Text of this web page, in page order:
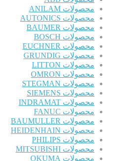
محصولات ANILAM
محصولات AUTONICS
محصولات BAUMER
محصولات BOSCH
محصولات EUCHNER
محصولات GRUNDIG
محصولات LITTON
محصولات OMRON
محصولات STEGMAN
محصولات SIEMENS
محصولات INDRAMAT
محصولات FANUC
محصولات BAUMULLER
محصولات HEIDENHAIN
محصولات PHILIPS
محصولات MITSUBISHI
محصولات OKUMA